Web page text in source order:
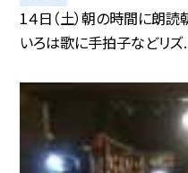
1４日（土）朝の時間に朗読
いろは歌に手拍子などリズ